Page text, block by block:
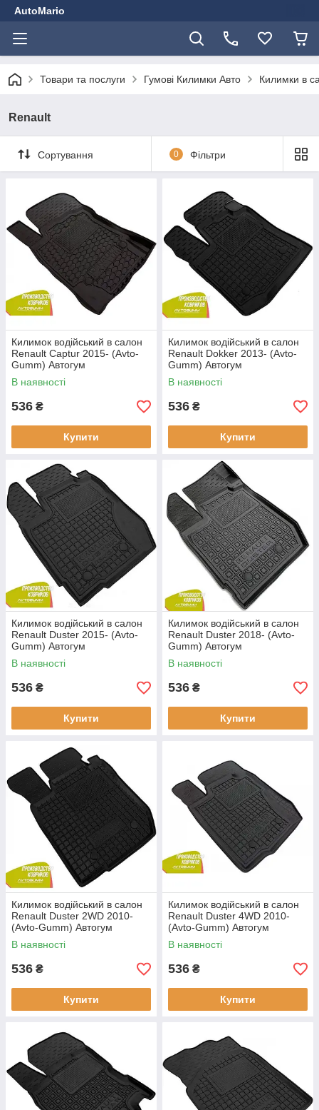
AutoMario
Товари та послуги Гумові Килимки Авто Килимки в
Renault
Сортування 0 Фільтри
Килимок водійський в салон
Renault Captur 2015- (Avto-
Gumm) Автогум
В наявності
536 ₴
Купити
Килимок водійський в салон
Renault Dokker 2013- (Avto-
Gumm) Автогум
В наявності
536 ₴
Купити
Килимок водійський в салон
Renault Duster 2015- (Avto-
Gumm) Автогум
В наявності
536 ₴
Купити
Килимок водійський в салон
Renault Duster 2018- (Avto-
Gumm) Автогум
В наявності
536 ₴
Купити
Килимок водійський в салон
Renault Duster 2WD 2010-
(Avto-Gumm) Автогум
В наявності
536 ₴
Купити
Килимок водійський в салон
Renault Duster 4WD 2010-
(Avto-Gumm) Автогум
В наявності
536 ₴
Купити